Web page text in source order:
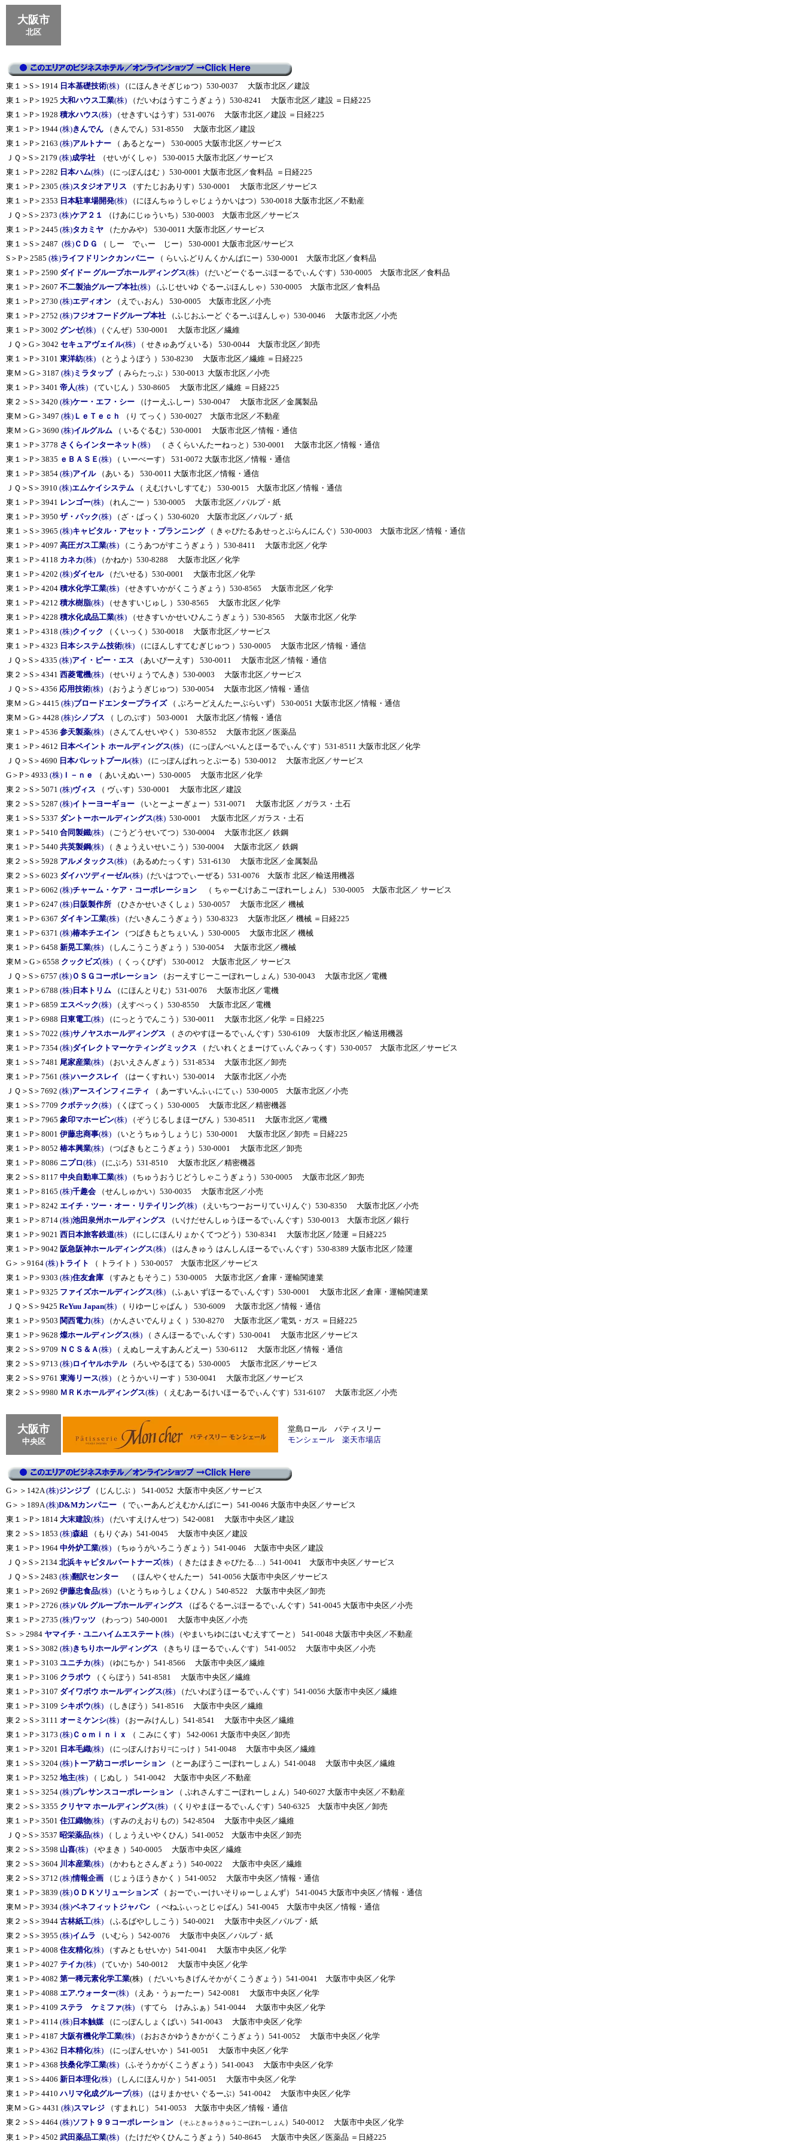
大阪市
北区
東１＞S＞1914 日本基礎技術(株) （にほんきそぎじゅつ）530-0037 大阪市北区／建設
東１＞P＞1925 大和ハウス工業(株) （だいわはうすこうぎょう）530-8241 大阪市北区／建設 ＝日経225
東１＞P＞1928 積水ハウス(株) （せきすいはうす）531-0076 大阪市北区／建設 ＝日経225
東１＞P＞1944 (株)きんでん
（きんでん）531-8550 大阪市北区／建設
東１＞P＞2163 (株)アルトナー （ あるとなー） 530-0005 大阪市北区／サービス
ＪＱ＞S＞2179 (株)成学社 （せいがくしゃ） 530-0015 大阪市北区／サービス
東１＞P＞2282 日本ハム(株)
（にっぽんはむ ）530-0001 大阪市北区／食料品 ＝日経225
東１＞P＞2305 (株)スタジオアリス
（すたじおありす）530-0001 大阪市北区／サービス
東１＞P＞2353 日本駐車場開発(株) （にほんちゅうしゃじょうかいはつ）530-0018 大阪市北区／不動産
ＪＱ＞S＞2373 (株)ケア２１
（けあにじゅういち）530-0003 大阪市北区／サービス
東１＞P＞2445 (株)タカミヤ （たかみや） 530-0011 大阪市北区／サービス
東１＞S＞2487 (株) ＣＤＧ
（ しー でぃー じー） 530-0001 大阪市北区/サービス
S＞P＞2585 (株)ライフドリンクカンパニー （ らいふどりんくかんぱにー）530-0001 大阪市北区／食料品
東１＞P＞2590 ダイドー グループホールディングス(株) （だいどーぐるーぷほーるでぃんぐす）530-0005 大阪市北区／食料品
東１＞P＞2607 不二製油グループ本社(株) （ふじせいゆ ぐるーぷほんしゃ）530-0005 大阪市北区／食料品
東１＞P＞2730 (株)エディオン （えでぃおん） 530-0005 大阪市北区／小売
東１＞P＞2752 (株)フジオフードグループ本社 （ふじおふーど ぐるーぷほんしゃ）530-0046 大阪市北区／小売
東１＞P＞3002 グンゼ(株)
（ぐんぜ）530-0001 大阪市北区／繊維
ＪＱ＞G＞3042 セキュアヴェイル(株) （ せきゅあヴぇいる） 530-0044 大阪市北区／卸売
東１＞P＞3101 東洋紡(株)
（とうようぼう ）530-8230 大阪市北区／繊維 ＝日経225
東Ｍ＞G＞3187 (株) ミラタップ（ みらたっぷ ）530-0013 大阪市北区／小売
東１＞P＞3401 帝人(株) （ていじん ）530-8605 大阪市北区／繊維 ＝日経225
東２＞S＞3420 (株)ケー・エフ・シー
（けーえふしー）530-0047 大阪市北区／金属製品
東Ｍ＞G＞3497 (株) ＬｅＴｅｃｈ
（り てっく）530-0027 大阪市北区／不動産
東Ｍ＞G＞3690 (株)イルグルム （ いるぐるむ）530-0001 大阪市北区／情報・通信
東１＞P＞3778 さくらインターネット(株) （ さくらいんたーねっと）530-0001 大阪市北区／情報・通信
東１＞P＞3835 ｅＢＡＳＥ (株) （ いーべーす） 531-0072 大阪市北区／情報・通信
東１＞P＞3854 (株)アイル（あい る） 530-0011 大阪市北区／情報・通信
ＪＱ＞S＞3910 (株)エムケイシステム （ えむけいしすてむ） 530-0015 大阪市北区／情報・通信
東１＞P＞3941 レンゴー(株) （れんごー ）530-0005 大阪市北区／パルプ・紙
東１＞P＞3950 ザ・パック(株)
（ざ・ぱっく）530-6020 大阪市北区／パルプ・紙
東１＞S＞3965 (株)キャピタル・アセット・プランニング（ きゃぴたるあせっとぷらんにんぐ）530-0003 大阪市北区／情報・通信
東１＞P＞4097 高圧ガス工業(株) （こうあつがすこうぎょう ）530-8411 大阪市北区／化学
東１＞P＞4118 カネカ(株) （かねか）530-8288 大阪市北区／化学
東１＞P＞4202 (株)ダイセル（だいせる）530-0001 大阪市北区／化学
東１＞P＞4204 積水化学工業(株) （せきすいかがくこうぎょう）530-8565 大阪市北区／化学
東１＞P＞4212 積水樹脂(株) （せきすいじゅし ）530-8565 大阪市北区／化学
東１＞P＞4228 積水化成品工業(株) （せきすいかせいひんこうぎょう）530-8565 大阪市北区／化学
東１＞P＞4318 (株)クイック
（くいっく）530-0018 大阪市北区／サービス
東１＞P＞4323 日本システム技術(株)
（にほんしすてむぎじゅつ ）530-0005 大阪市北区／情報・通信
ＪＱ＞S＞4335 (株)アイ・ピー・エス （あいぴーえす） 530-0011 大阪市北区／情報・通信
東２＞S＞4341 西菱電機(株) （せいりょうでんき）530-0003 大阪市北区／サービス
ＪＱ＞S＞4356 応用技術(株) （おうようぎじゅつ）530-0054 大阪市北区／情報・通信
東Ｍ＞G＞4415 (株)ブロードエンタープライズ（ ぶろーどえんたーぷらいず） 530-0051 大阪市北区／情報・通信
東Ｍ＞G＞4428 (株)シノプス （ しのぷす） 503-0001 大阪市北区／情報・通信
東１＞P＞4536 参天製薬(株)
（さんてんせいやく） 530-8552 大阪市北区／医薬品
東１＞P＞4612 日本ペイント ホールディングス(株)
（にっぽんぺいんとほーるでぃんぐす）531-8511 大阪市北区／化学
ＪＱ＞S＞4690 日本パレットプール(株) （にっぽんぱれっとぷーる）530-0012 大阪市北区／サービス
G＞P＞4933 (株) Ｉ－ｎｅ
（ あいえぬいー）530-0005 大阪市北区／化学
東２＞S＞5071 (株)ヴィス （ ヴぃす）530-0001 大阪市北区／建設
東２＞S＞5287 (株)イトーヨーギョー
（いとーよーぎょー）531-0071 大阪市北区 ／ガラス・土石
東１＞S＞5337 ダントーホールディングス(株) 530-0001 大阪市北区／ガラス・土石
東１＞P＞5410 合同製鐵(株)
（ごうどうせいてつ）530-0004 大阪市北区／ 鉄鋼
東１＞P＞5440 共英製鋼(株) （ きょうえいせいこう）530-0004 大阪市北区／ 鉄鋼
東２＞S＞5928 アルメタックス(株)
（あるめたっくす）531-6130 大阪市北区／金属製品
東２＞S＞6023 ダイハツディーゼル(株) （だいはつでぃーぜる）531-0076 大阪市 北区／輸送用機器
東１＞P＞6062 (株)チャーム・ケア・コーポレーション （ ちゃーむけあこーぽれーしょん） 530-0005 大阪市北区／ サービス
東１＞P＞6247 (株) 日阪製作所
（ひさかせいさくしょ）530-0057 大阪市北区／ 機械
東１＞P＞6367 ダイキン工業(株)
（だいきんこうぎょう）530-8323 大阪市北区／ 機械 ＝日経225
東１＞P＞6371 (株)椿本チエイン
（つばきもとちぇいん ）530-0005 大阪市北区／ 機械
東１＞P＞6458 新晃工業(株)
（しんこうこうぎょう ）530-0054 大阪市北区／機械
東Ｍ＞G＞6558 クックビズ(株) （ くっくびず） 530-0012 大阪市北区／ サービス
ＪＱ＞S＞6757 (株)ＯＳＧコーポレーション （おーえすじーこーぽれーしょん）530-0043 大阪市北区／電機
東１＞P＞6788 (株) 日本トリム
（にほんとりむ）531-0076 大阪市北区／電機
東１＞P＞6859 エスペック(株)
（えすぺっく）530-8550 大阪市北区／電機
東１＞P＞6988 日東電工(株) （にっとうでんこう）530-0011 大阪市北区／化学 ＝日経225
東１＞S＞7022 (株)サノヤスホールディングス （ さのやすほーるでぃんぐす）530-6109 大阪市北区／輸送用機器
東１＞P＞7354 (株)ダイレクトマーケティングミックス （ だいれくとまーけてぃんぐみっくす）530-0057 大阪市北区／サービス
東１＞S＞7481 尾家産業(株) （おいえさんぎょう）531-8534 大阪市北区／卸売
東１＞P＞7561 (株)ハークスレイ
（はーくすれい）530-0014 大阪市北区／小売
ＪＱ＞S＞7692 (株)アースインフィニティ
（ あーすいんふぃにてぃ）530-0005 大阪市北区／小売
東１＞S＞7709 クボテック(株) （くぼてっく）530-0005 大阪市北区／精密機器
東１＞P＞7965 象印マホービン(株) （ぞうじるしまほーびん ）530-8511 大阪市北区／電機
東１＞P＞8001 伊藤忠商事(株) （いとうちゅうしょうじ）530-0001 大阪市北区／卸売 ＝日経225
東１＞P＞8052 椿本興業(株)
（つばきもとこうぎょう）530-0001 大阪市北区／卸売
東１＞P＞8086 ニプロ(株)
（にぷろ）531-8510 大阪市北区／精密機器
東２＞S＞8117 中央自動車工業(株) （ちゅうおうじどうしゃこうぎょう）530-0005 大阪市北区／卸売
東１＞P＞8165 (株)千趣会
（せんしゅかい）530-0035 大阪市北区／小売
東１＞P＞8242 エイチ・ツー・オー・リテイリング(株) （えいちつーおーりていりんぐ）530-8350 大阪市北区／小売
東１＞P＞8714 (株)池田泉州ホールディングス （いけだせんしゅうほーるでぃんぐす）530-0013 大阪市北区／銀行
東１＞P＞9021 西日本旅客鉄道(株) （にしにほんりょかくてつどう）530-8341 大阪市北区／陸運 ＝日経225
東１＞P＞9042 阪急阪神ホールディングス(株) （はんきゅう はんしんほーるでぃんぐす）530-8389 大阪市北区／陸運
G＞＞9164 (株) トライト
（ トライト ）530-0057 大阪市北区／サービス
東１＞P＞9303 (株)住友倉庫
（すみともそうこ）530-0005 大阪市北区／倉庫・運輸関連業
東１＞P＞9325 ファイズホールディングス(株) （ふぁい ずほーるでぃんぐす）530-0001 大阪市北区／倉庫・運輸関連業
ＪＱ＞S＞9425 ReYuu Japan(株) （ りゆーじゃぱん ） 530-6009 大阪市北区／情報・通信
東１＞P＞9503 関西電力(株)
（かんさいでんりょく ）530-8270 大阪市北区／電気・ガス ＝日経225
東１＞P＞9628 燦ホールディングス(株) （ さんほーるでぃんぐす）530-0041 大阪市北区／サービス
東２＞S＞9709 ＮＣＳ＆Ａ(株) （ えぬしーえすあんどえー）530-6112 大阪市北区／情報・通信
東２＞S＞9713 (株)ロイヤルホテル
（ろいやるほてる）530-0005 大阪市北区／サービス
東２＞S＞9761 東海リース(株) （とうかいりーす ）530-0041 大阪市北区／サービス
東２＞S＞9980 ＭＲＫホールディングス(株) （ えむあーるけいほーるでぃんぐす）531-6107 大阪市北区／小売
大阪市
中央区
堂島ロール パティスリー
モンシェール 楽天市場店
G＞＞142A(株)ジンジブ（じんじぶ ） 541-0052 大阪市中央区／サービス
G＞＞189A(株)D&Mカンパニー （ でぃーあんどえむかんぱにー）541-0046 大阪市中央区／サービス
東１＞P＞1814 大末建設(株) （だいすえけんせつ）542-0081 大阪市中央区／建設
東２＞S＞1853 (株)森組
（もりぐみ）541-0045 大阪市中央区／建設
東１＞P＞1964 中外炉工業(株) （ちゅうがいろこうぎょう）541-0046 大阪市中央区／建設
ＪＱ＞S＞2134 北浜キャピタルパートナーズ(株) （ きたはまきゃぴたる…）541-0041 大阪市中央区／サービス
ＪＱ＞S＞2483 (株)翻訳センター （ ほんやくせんたー） 541-0056 大阪市中央区／サービス
東１＞P＞2692 伊藤忠食品(株) （いとうちゅうしょくひん ）540-8522 大阪市中央区／卸売
東１＞P＞2726 (株)パル グループホールディングス （ぱるぐるーぷほーるでぃんぐす）541-0045 大阪市中央区／小売
東１＞P＞2735 (株)ワッツ
（わっつ）540-0001 大阪市中央区／小売
S＞＞2984 ヤマイチ・ユニハイムエステート(株) （やまいちゆにはいむえすてーと） 541-0048 大阪市中央区／不動産
東１＞S＞3082 (株)きちりホールディングス （きちり ほーるでぃんぐす） 541-0052 大阪市中央区／小売
東１＞P＞3103 ユニチカ(株)
（ゆにちか ）541-8566 大阪市中央区／繊維
東１＞P＞3106 クラボウ
（くらぼう）541-8581 大阪市中央区／繊維
東１＞P＞3107 ダイワボウ ホールディングス(株) （だいわぼうほーるでぃんぐす）541-0056 大阪市中央区／繊維
東１＞P＞3109 シキボウ(株)
（しきぼう）541-8516 大阪市中央区／繊維
東２＞S＞3111 オーミケンシ(株) （おーみけんし）541-8541 大阪市中央区／繊維
東１＞P＞3173 (株) Ｃｏｍｉｎｉｘ
（ こみにくす） 542-0061 大阪市中央区／卸売
東１＞P＞3201 日本毛織(株)
（にっぽんけおり=にっけ ）541-0048 大阪市中央区／繊維
東１＞S＞3204 (株) トーア紡コーポレーション （とーあぼうこーぽれーしょん）541-0048 大阪市中央区／繊維
東１＞P＞3252 地主(株) （ じぬし ） 541-0042 大阪市中央区／不動産
東１＞S＞3254 (株)プレサンスコーポレーション （ ぷれさんすこーぽれーしょん）540-6027 大阪市中央区／不動産
東２＞S＞3355 クリヤマ ホールディングス(株) （くりやまほーるでぃんぐす）540-6325 大阪市中央区／卸売
東１＞P＞3501 住江織物(株)
（すみのえおりもの）542-8504 大阪市中央区／繊維
ＪＱ＞S＞3537 昭栄薬品(株) （ しょうえいやくひん）541-0052 大阪市中央区／卸売
東２＞S＞3598 山喜(株)
（やまき ）540-0005 大阪市中央区／繊維
東２＞S＞3604 川本産業(株)
（かわもとさんぎょう）540-0022 大阪市中央区／繊維
東２＞S＞3712 (株)情報企画
（じょうほうきかく ）541-0052 大阪市中央区／情報・通信
東１＞P＞3839 (株)ＯＤＫソリューションズ（ おーでぃーけいそりゅーしょんず） 541-0045 大阪市中央区／情報・通信
東Ｍ＞P＞3934 (株)ベネフィットジャパン （ べねふぃっとじゃぱん）541-0045 大阪市中央区／情報・通信
東２＞S＞3944 古林紙工(株)
（ふるばやししこう）540-0021 大阪市中央区／パルプ・紙
東２＞S＞3955 (株)イムラ
（いむら ）542-0076 大阪市中央区／パルプ・紙
東１＞P＞4008 住友精化(株)
（すみともせいか）541-0041 大阪市中央区／化学
東１＞P＞4027 テイカ(株)
（ていか）540-0012 大阪市中央区／化学
東１＞P＞4082 第一稀元素化学工業(株) （ だいいちきげんそかがくこうぎょう）541-0041 大阪市中央区／化学
東１＞P＞4088 エア.ウォーター(株)
（えあ・うぉーたー）542-0081 大阪市中央区／化学
東１＞P＞4109 ステラ ケミファ(株) （すてら けみふぁ）541-0044 大阪市中央区／化学
東１＞P＞4114 (株) 日本触媒
（にっぽんしょくばい）541-0043 大阪市中央区／化学
東１＞P＞4187 大阪有機化学工業(株) （おおさかゆうきかがくこうぎょう）541-0052 大阪市中央区／化学
東１＞P＞4362 日本精化(株)
（にっぽんせいか ）541-0051 大阪市中央区／化学
東１＞P＞4368 扶桑化学工業(株) （ふそうかがくこうぎょう）541-0043 大阪市中央区／化学
東１＞S＞4406 新日本理化(株)
（しんにほんりか ）541-0051 大阪市中央区／化学
東１＞P＞4410 ハリマ化成グループ(株) （はりまかせい ぐるーぷ）541-0042 大阪市中央区／化学
東Ｍ＞G＞4431 (株)スマレジ （すまれじ） 541-0053 大阪市中央区／情報・通信
東２＞S＞4464 (株)ソフト９９コーポレーション （ そふときゅうきゅうこーぽれーしょん ）540-0012 大阪市中央区／化学
東１＞P＞4502 武田薬品工業(株) （たけだやくひんこうぎょう）540-8645 大阪市中央区／医薬品 ＝日経225